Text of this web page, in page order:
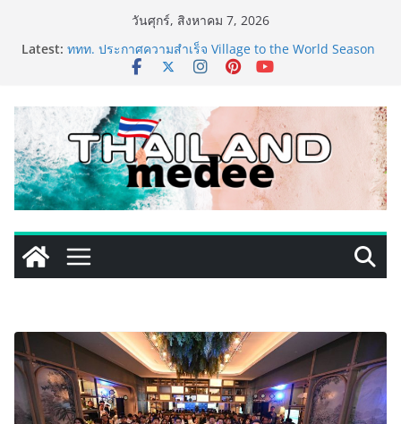
วันศุกร์, สิงหาคม 7, 2026
Latest: ททท. ประกาศความสำเร็จ Village to the World Season
5 ผนึก 9 พันธมิตร ขับเคลื่อน ESG Tourism สืบสานพระ
เหิงลี่ แมนูแฟคเจอริ่ง เทคโนโลยี (ไทยแลนด์) เปิดโรงงาน
แห่งใหม่ในชลบุรี เดินหน้าขยายฐานการผลิตสู่เอเชียตะวัน
ออกเฉียงใต้ เสริมแกร่งยุทธศาสตร์ระดับโลก
TECNO ประกาศทรานส์ฟอร์มจากเกมมิ่งโฟน สู่ไลฟ์สไตล์
แฟชั่นไอเท็ม เสิร์ฟใหญ่ปักหมุดแลนมาร์คใหม่กลางสถานี
MRT วาง POVA 8 Series จุดเริ่มต้นครั้งสำคัญ
PIPPER STANDARD® เปิดตัวแชมพูอาบน้ำ และ โฟมอาบ
แห้งสัตว์เลี้ยง ชูนวัตกรรมพลังธรรมชาติ “Zero-Residue”
เลียขนได้ ปลอดภัย ไร้สารตกค้าง
เริ่มแล้ว! อ.ต.ก.แฟร์ 4 ภาค @ภาคกลาง “มนต์เสน่ห์เกษตร
ไทย สู่ใจกลางมหานคร” ชวนชิม ช้อป สินค้าเกษตร